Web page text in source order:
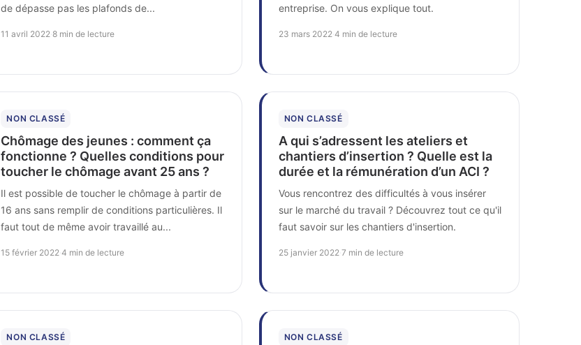
de dépasse pas les plafonds de...
11 avril 2022 8 min de lecture
entreprise. On vous explique tout.
23 mars 2022 4 min de lecture
NON CLASSÉ
Chômage des jeunes : comment ça
fonctionne ? Quelles conditions pour
toucher le chômage avant 25 ans ?
Il est possible de toucher le chômage à partir de
16 ans sans remplir de conditions particulières. Il
faut tout de même avoir travaillé au...
15 février 2022 ·4 min de lecture
NON CLASSÉ
A qui s’adressent les ateliers et
chantiers d’insertion ? Quelle est la
durée et la rémunération d’un ACI ?
Vous rencontrez des difficultés à vous insérer
sur le marché du travail ? Découvrez tout ce qu'il
faut savoir sur les chantiers d'insertion.
25 janvier 2022 7 min de lecture
NON CLASSÉ NON CLASSÉ